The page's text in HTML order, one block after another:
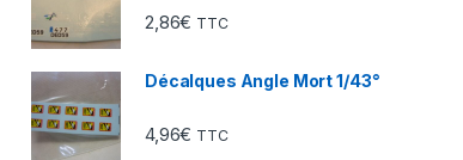
2,86€ TTC
Décalques Angle Mort 1/43°
4,96€ TTC